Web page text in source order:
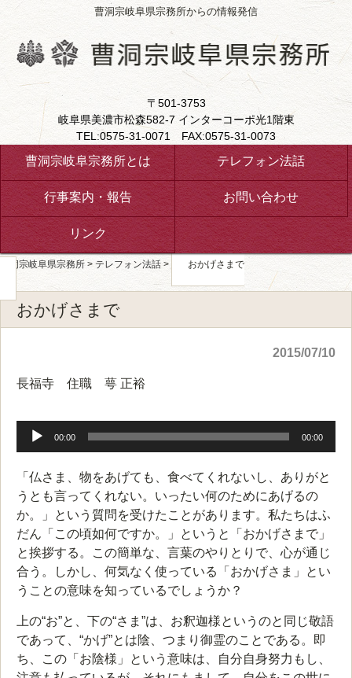
曹洞宗岐阜県宗務所からの情報発信
〒501-3753
岐阜県美濃市松森582-7 インターコーポ光1階東
TEL:0575-31-0071 FAX:0575-31-0073
曹洞宗岐阜宗務所とは テレフォン法話
行事案内・報告 お問い合わせ
リンク
曹洞宗岐阜県宗務所 > テレフォン法話 > おかげさまで
おかげさまで
2015/07/10
長福寺 住職 萼 正裕
プ
レ
ー
ヤ
ー
00:00 00:00
「仏さま、物をあげても、食べてくれないし、ありがと
うとも言ってくれない。いったい何のためにあげるの
か。」という質問を受けたことがあります。私たちはふ
だん「この頃如何ですか。」というと「おかげさまで」
と挨拶する。この簡単な、言葉のやりとりで、心が通じ
合う。しかし、何気なく使っている「おかげさま」とい
うことの意味を知っているでしょうか？
上の“お”と、下の“さま”は、お釈迦様というのと同じ敬語
であって、“かげ”とは陰、つまり御霊のことである。即
ち、この「お陰様」という意味は、自分自身努力もし、